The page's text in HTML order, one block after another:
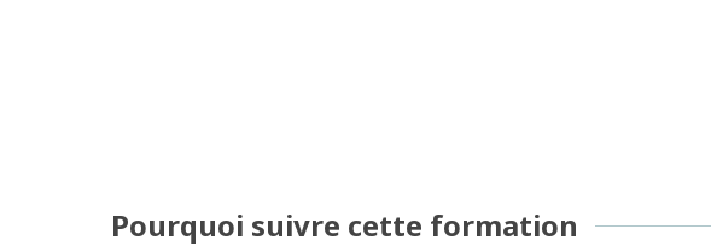
Pourquoi suivre cette formation